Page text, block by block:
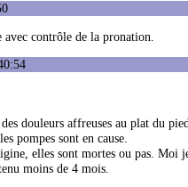
contrôle de la pronation.
douleurs affreuses au plat du
pompes sont en cause.
elles sont mortes ou pas. Moi
moins de 4 mois.